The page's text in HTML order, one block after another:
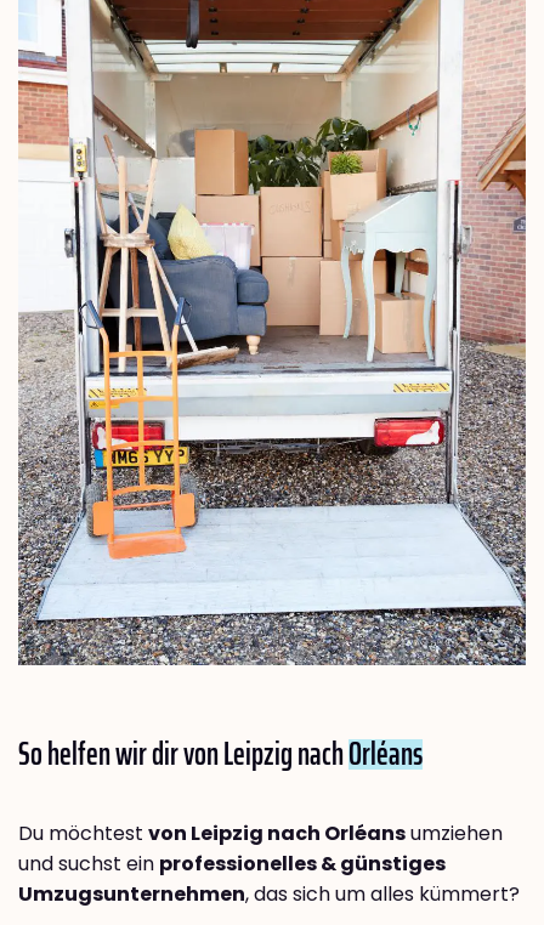
So helfen wir dir von Leipzig nachOrléans
Du möchtest von Leipzig nach Orléansumziehen
und suchst ein professionelles & günstiges
Umzugsunternehmen, das sich um alles kümmert?